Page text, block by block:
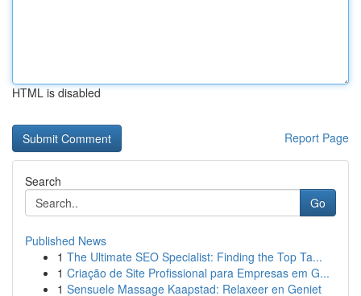
HTML is disabled
Report Page
Search
Go
Published News
1 The Ultimate SEO Specialist: Finding the Top Ta...
1 Criação de Site Profissional para Empresas em G...
1 Sensuele Massage Kaapstad: Relaxeer en Geniet